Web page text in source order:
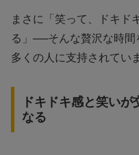
まさに「笑って、ドキド
る」──そんな贅沢な時間
多くの人に支持されてい
ドキドキ感と笑い
なる